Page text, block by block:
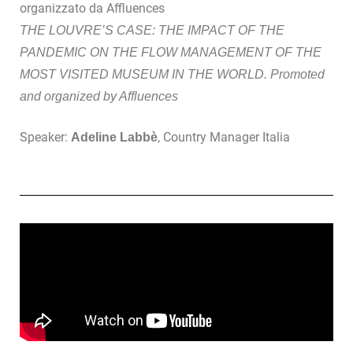
organizzato da Affluences
THE LOUVRE’S CASE: THE IMPACT OF THE
PANDEMIC ON THE FLOW MANAGEMENT OF THE
MOST VISITED MUSEUM IN THE WORLD. Promoted
and organized by Affluences
Speaker: Adeline Labbè, Country Manager Italia